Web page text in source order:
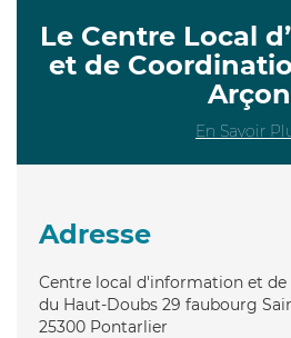
Le Centre Local
et de
Arçon
En Savoir
Adresse
Centre local d'information et
du Haut-Doubs 29 faubourg
25300 Pontarlier